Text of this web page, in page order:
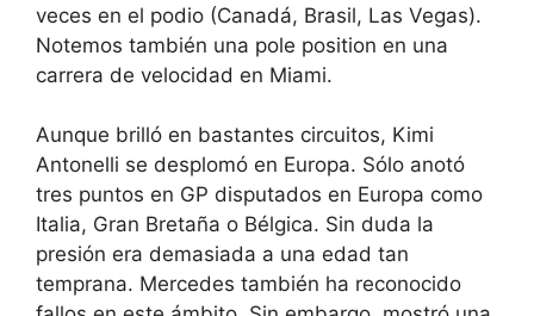
veces en el podio (Canadá, Brasil, Las Vegas).
Notemos también una pole position en una
carrera de velocidad en Miami.
Aunque brilló en bastantes circuitos, Kimi
Antonelli se desplomó en Europa. Sólo anotó
tres puntos en GP disputados en Europa como
Italia, Gran Bretaña o Bélgica. Sin duda la
presión era demasiada a una edad tan
temprana. Mercedes también ha reconocido